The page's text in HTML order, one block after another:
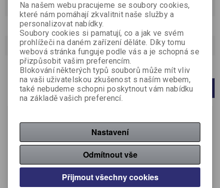
Řadit podle:(Příznaku novinka)
Katalog
Strana1z 1Celkem2záznamů
Počet na stránku 20 40 60
Na našem webu pracujeme se soubory cookies,
které nám pomáhají zkvalitnit naše služby a
personalizovat nabídky.
Soubory cookies si pamatují, co a jak ve svém
prohlížeči na daném zařízení děláte. Díky tomu
webová stránka funguje podle vás a je schopná se
přizpůsobit vašim preferencím.
Blokování některých typů souborů může mít vliv
na vaši uživatelskou zkušenost s naším webem,
také nebudeme schopni poskytnout vám nabídku
na základě vašich preferencí.
Nastavení
Odmítnout vše
Přijmout všechny cookies